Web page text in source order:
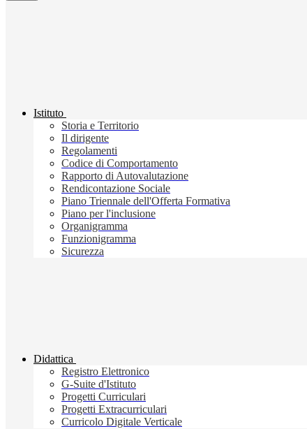
Istituto
Storia e Territorio
Il dirigente
Regolamenti
Codice di Comportamento
Rapporto di Autovalutazione
Rendicontazione Sociale
Piano Triennale dell'Offerta Formativa
Piano per l'inclusione
Organigramma
Funzionigramma
Sicurezza
Didattica
Registro Elettronico
G-Suite d'Istituto
Progetti Curriculari
Progetti Extracurriculari
Curricolo Digitale Verticale